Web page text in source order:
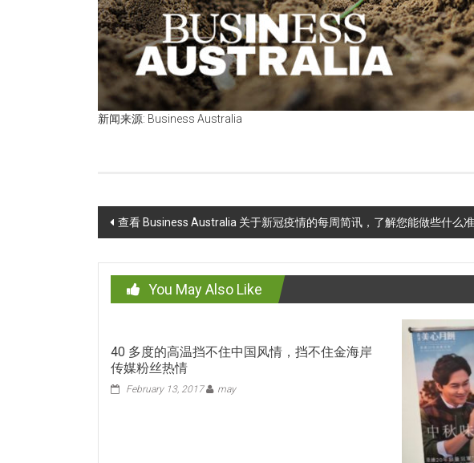
新闻来源: Business Australia
Post
查看 Business Australia 关于新冠疫情的每周简讯，了解您能做些什么准
You May Also Like
40 多度的高温挡不住中国风情，挡不住金海岸
传媒粉丝热情
February 13, 2017 may